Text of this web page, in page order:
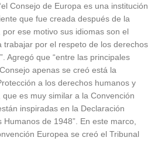
Consejo de Europa es una institución
que fue creada después de la
ese motivo sus idiomas son el
trabajar por el respeto de los derechos
Agregó que “entre las principales
apenas se creó está la
a los derechos humanos y
es muy similar a la Convención
inspiradas en la Declaración
de 1948”. En este marco,
Europea se creó el Tribunal